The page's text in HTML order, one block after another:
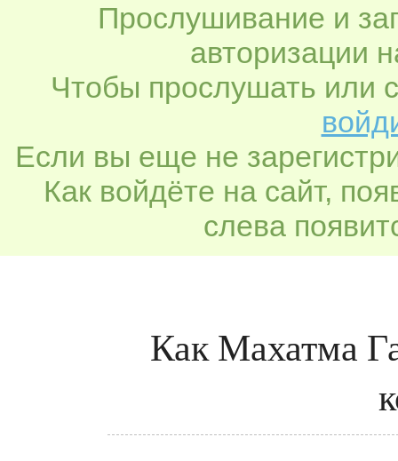
Прослушивание и
авторизации
Чтобы прослушать или
Если вы еще не
Как войдёте на сайт,
слева
Как Махатма